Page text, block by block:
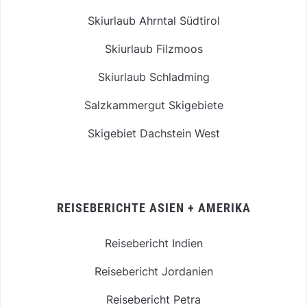
Skiurlaub Ahrntal Südtirol
Skiurlaub Filzmoos
Skiurlaub Schladming
Salzkammergut Skigebiete
Skigebiet Dachstein West
REISEBERICHTE ASIEN + AMERIKA
Reisebericht Indien
Reisebericht Jordanien
Reisebericht Petra